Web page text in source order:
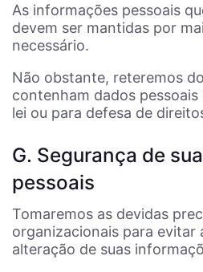
As informações pessoais
devem ser mantidas por
necessário.
Não obstante, reteremos
contenham dados
lei ou para defesa de
G. Segurança de
pessoais
Tomaremos as devidas
organizacionais para evitar
alteração de suas